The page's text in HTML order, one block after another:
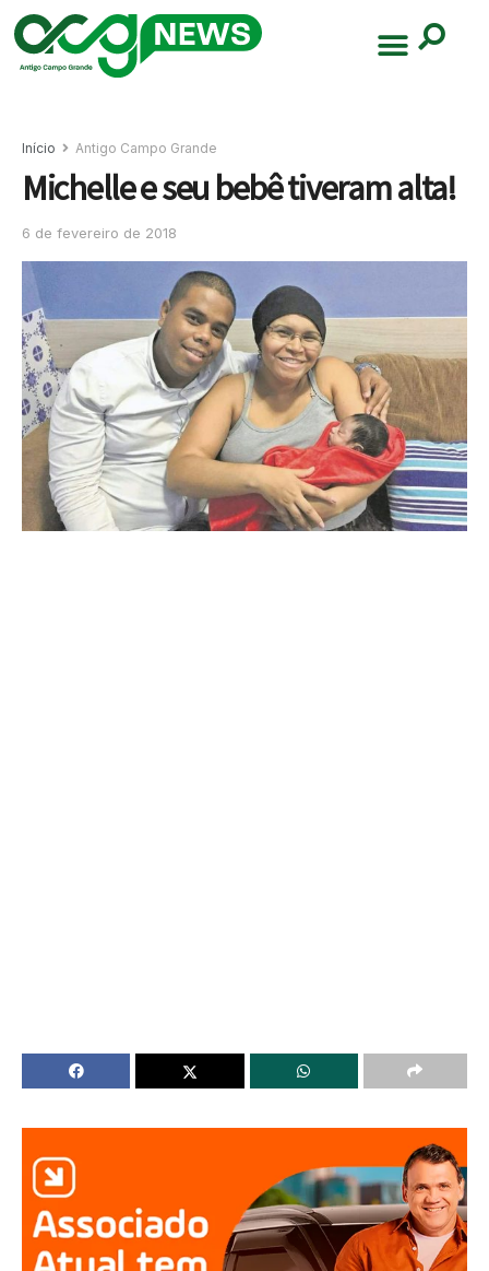
Início Antigo Campo Grande
Michelle e seu bebê tiveram alta!
6 de fevereiro de 2018